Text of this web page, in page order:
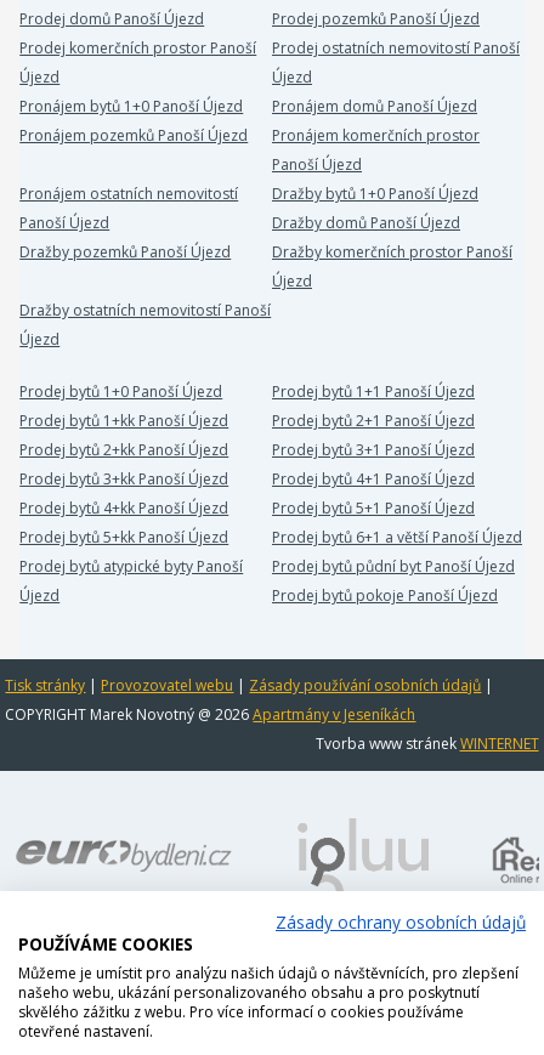
Prodej domů Panoší Újezd
Prodej pozemků Panoší Újezd
Prodej komerčních prostor Panoší
Újezd
Prodej ostatních nemovitostí Panoší
Újezd
Pronájem bytů 1+0 Panoší Újezd
Pronájem domů Panoší Újezd
Pronájem pozemků Panoší Újezd
Pronájem komerčních prostor
Panoší Újezd
Pronájem ostatních nemovitostí
Panoší Újezd
Dražby bytů 1+0 Panoší Újezd
Dražby domů Panoší Újezd
Dražby pozemků Panoší Újezd
Dražby komerčních prostor Panoší
Újezd
Dražby ostatních nemovitostí Panoší
Újezd
Prodej bytů 1+0 Panoší Újezd
Prodej bytů 1+1 Panoší Újezd
Prodej bytů 1+kk Panoší Újezd
Prodej bytů 2+1 Panoší Újezd
Prodej bytů 2+kk Panoší Újezd
Prodej bytů 3+1 Panoší Újezd
Prodej bytů 3+kk Panoší Újezd
Prodej bytů 4+1 Panoší Újezd
Prodej bytů 4+kk Panoší Újezd
Prodej bytů 5+1 Panoší Újezd
Prodej bytů 5+kk Panoší Újezd
Prodej bytů 6+1 a větší Panoší Újezd
Prodej bytů atypické byty Panoší
Újezd
Prodej bytů půdní byt Panoší Újezd
Prodej bytů pokoje Panoší Újezd
Tisk stránky | Provozovatel webu | Zásady používání osobních údajů |
COPYRIGHT Marek Novotný @ 2026Apartmány v Jeseníkách
Tvorba www stránekWINTERNET
Zásady ochrany osobních údajů
POUŽÍVÁME COOKIES
Můžeme je umístit pro analýzu našich údajů o návštěvnících, pro zlepšení
našeho webu, ukázání personalizovaného obsahu a pro poskytnutí
skvělého zážitku z webu. Pro více informací o cookies používáme
otevřené nastavení.